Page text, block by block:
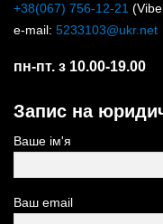
+38(067) 756-12-21
e-mail: 5233103@ukr.net
пн-пт. з 10.00-19.00
Запис на
Ваше ім'я
Ваш email